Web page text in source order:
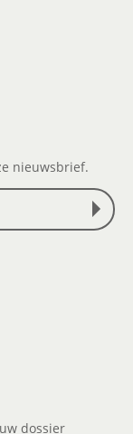
nieuwsbrief.
dossier